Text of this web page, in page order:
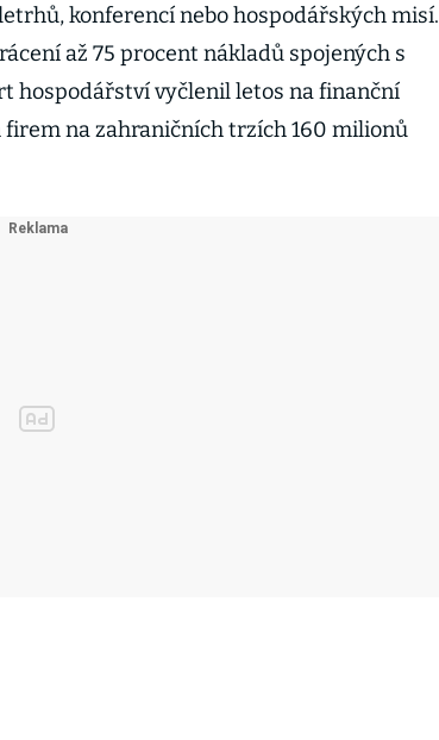
konferencí nebo hospodářských misí.
až 75 procent nákladů spojených s
hospodářství vyčlenil letos na finanční
na zahraničních trzích 160 milionů